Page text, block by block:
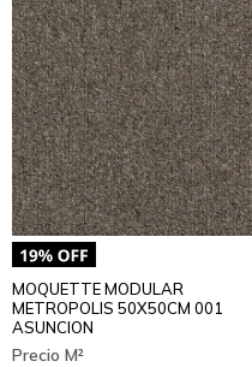
MOQUETTE MODULAR
METROPOLIS 50X50CM 001
ASUNCION